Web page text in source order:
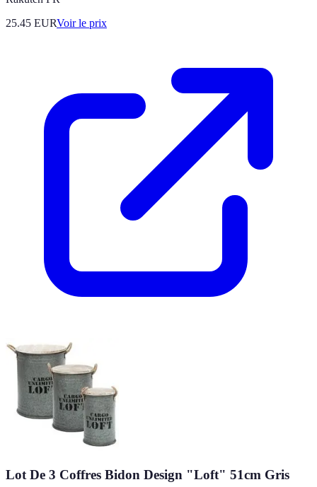
25.45 EURVoir le prix
Lot De 3 Coffres Bidon Design "Loft" 51cm Gris